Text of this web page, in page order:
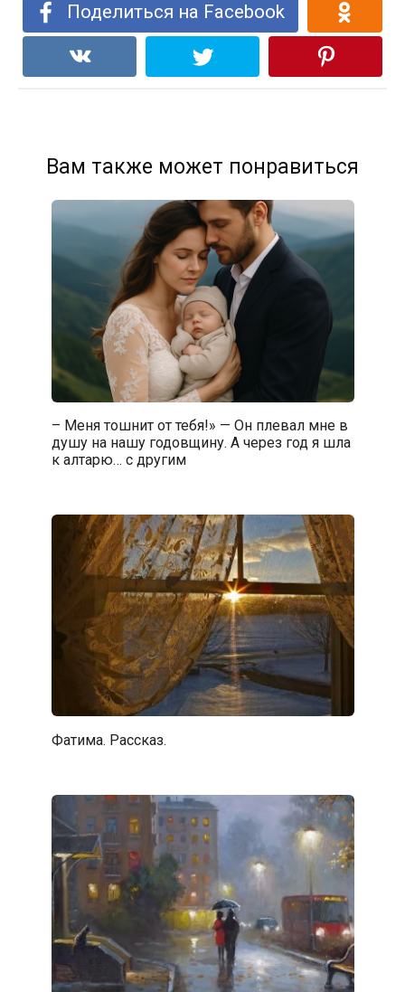
Поделиться на Facebook
Вам также может понравиться
– Меня тошнит от тебя!» — Он плевал мне в
душу на нашу годовщину. А через год я шла
к алтарю… с другим
Фатима. Рассказ.